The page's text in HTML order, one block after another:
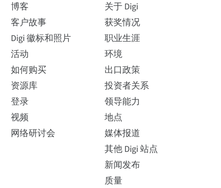
博客
客户故事
Digi 徽标和照片
活动
如何购买
资源库
登录
视频
网络研讨会
关于 Digi
获奖情况
职业生涯
环境
出口政策
投资者关系
领导能力
地点
媒体报道
其他 Digi 站点
新闻发布
质量